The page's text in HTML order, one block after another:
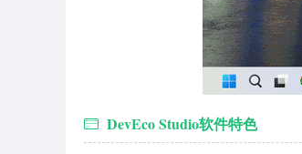
DevEco Studio软件特色